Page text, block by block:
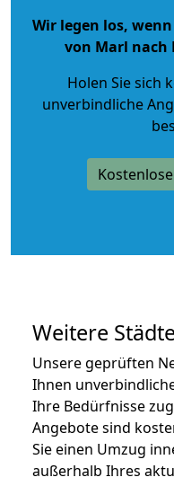
Wir legen los,
von Marl nach
Holen Sie sich
unverbindliche
Weitere
Unsere geprüften
Ihnen
Ihre Bedürfnisse
Angebote sind
Sie einen Umzug
außerhalb Ihres